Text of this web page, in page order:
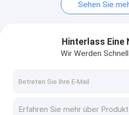
Sehen Sie
Hinterlass Eine
Wir Werden